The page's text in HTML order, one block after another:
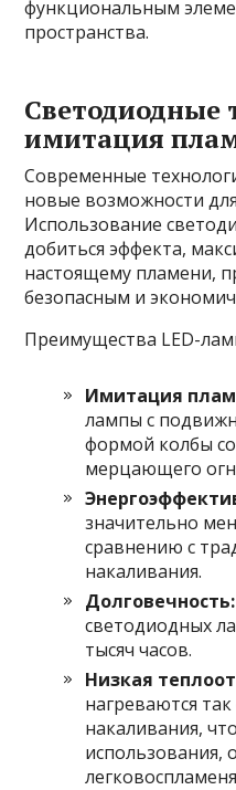
функциональным
пространства.
Светодиодные
имитация
Современные
новые возможности
Использование
добиться эффекта,
настоящему пламени,
безопасным и
Преимущества LED-
Имитация
лампы с
формой колбы
мерцающего
значительно
сравнению с
накаливания.
Долговечность:
светодиодных
тысяч часов.
Низкая
нагреваются
накаливания,
использования,